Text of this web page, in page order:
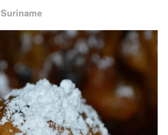
Suriname